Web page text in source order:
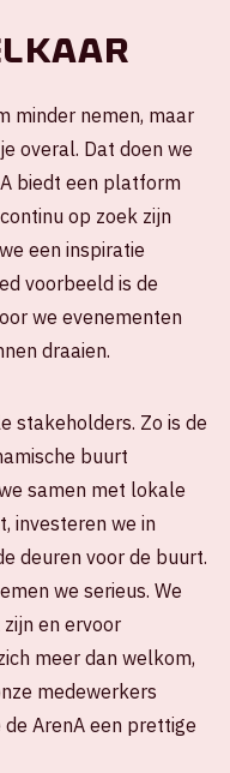
minder nemen, maar
overal. Dat doen we
biedt een platform
op zoek zijn
een inspiratie
voorbeeld is de
we evenementen
draaien.
stakeholders. Zo is de
buurt
samen met lokale
investeren we in
deuren voor de buurt.
we serieus. We
en ervoor
meer dan welkom,
medewerkers
ArenA een prettige